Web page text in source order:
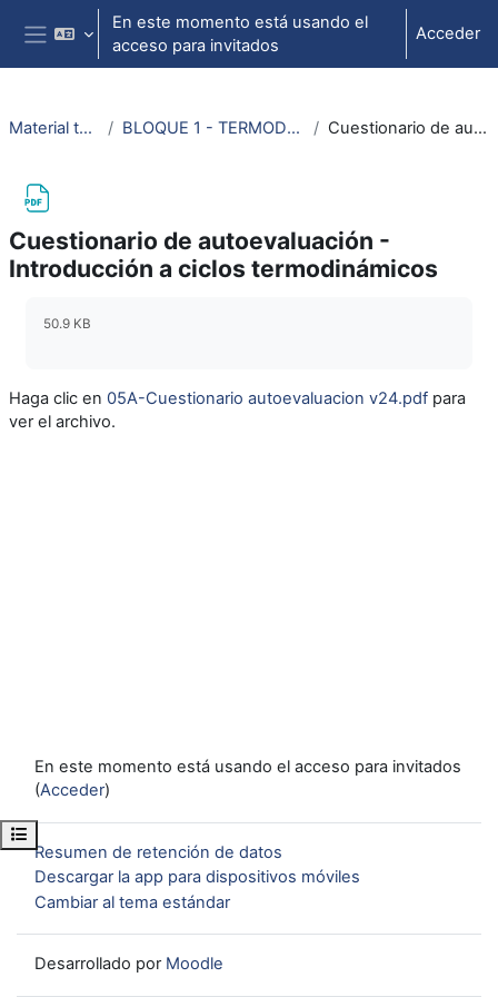
Salta al contenido principal
Panel lateral
En este momento está usando el
acceso para invitados
Acceder
Abrir índice del curso
Material termodinámica e ing. térmica BLOQUE 1 - TERMODINÁMICA: Tema 3. Segundo Principio de la Termodinámica Cuestionario de autoevaluación - Introducción a ciclos termodinámicos
Cuestionario de autoevaluación -
Introducción a ciclos termodinámicos
50.9 KB
Haga clic en 05A-Cuestionario autoevaluacion v24.pdf para
ver el archivo.
En este momento está usando el acceso para invitados
(Acceder)
Resumen de retención de datos
Descargar la app para dispositivos móviles
Cambiar al tema estándar
Desarrollado por Moodle